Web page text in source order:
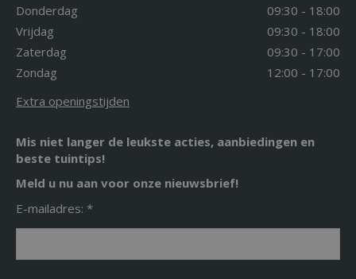
Donderdag
09:30 - 18:00
Vrijdag
09:30 - 18:00
Zaterdag
09:30 - 17:00
Zondag
12:00 - 17:00
Extra openingstijden
Mis niet langer de leukste acties, aanbiedingen en
beste tuintips!
Meld u nu aan voor onze nieuwsbrief!
E-mailadres: *